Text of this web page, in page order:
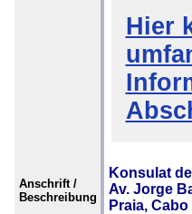
Hier
Anschrift /
Beschreibung
Konsulat
Av. Jorge
Praia,